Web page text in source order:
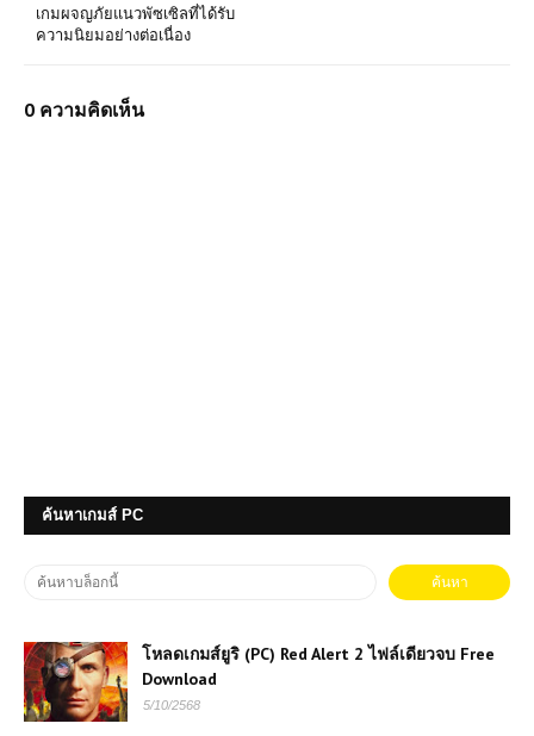
เกมผจญภัยแนวพัซเซิลที่ได้รับ
ความนิยมอย่างต่อเนื่อง
0 ความคิดเห็น
ค้นหาเกมส์ PC
โหลดเกมส์ยูริ (PC) Red Alert 2 ไฟล์เดียวจบ Free
Download
5/10/2568